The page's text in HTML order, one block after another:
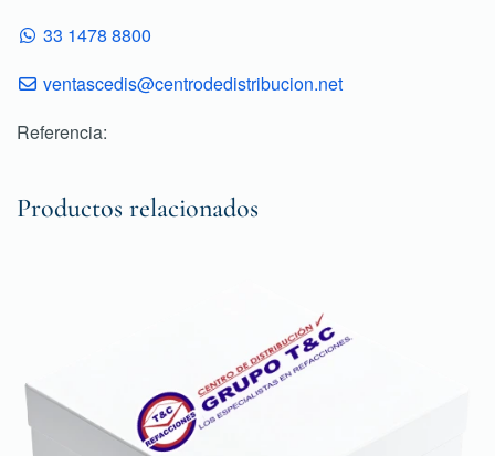
33 1478 8800
ventascedis@centrodedistribucion.net
Referencia:
Productos relacionados